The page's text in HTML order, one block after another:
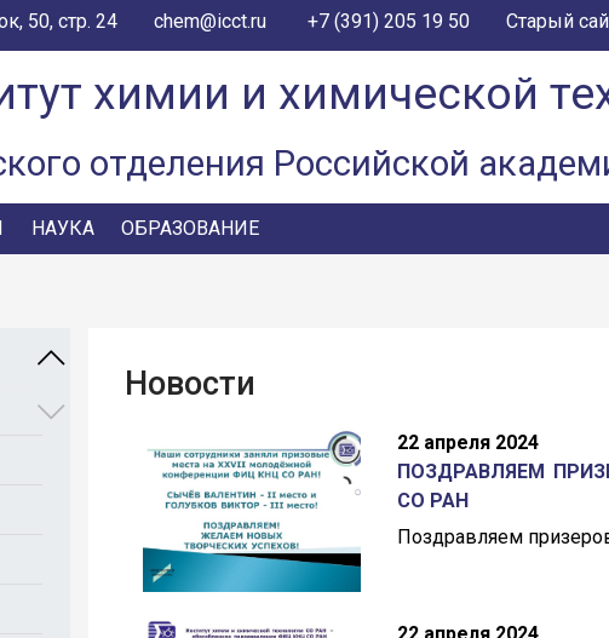
50, стр. 24 chem@icct.ru +7 (391) 205 19 50 Старый
химии и химической
отделения Российской
НАУКА ОБРАЗОВАНИЕ
Новости
22 апреля 2024
ПОЗДРАВЛЯЕМ
СО РАН
Поздравляем